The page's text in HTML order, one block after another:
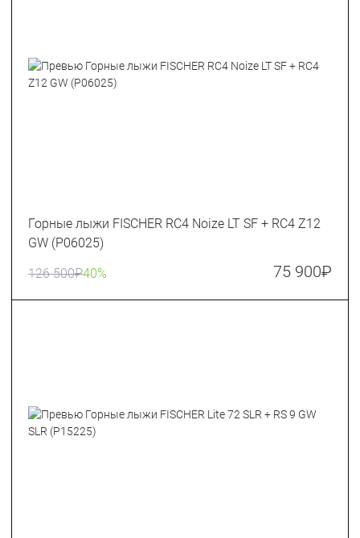
Горные лыжи FISCHER RC4 Noize LT SF + RC4 Z12
GW (P06025)
126 500₽40% 75 900₽